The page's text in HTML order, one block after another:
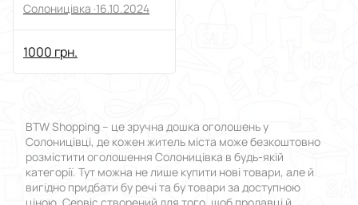
Застосувати
Солоницівка ·16.10.2024
1000 грн.
BTW Shopping – це зручна дошка оголошень у
Солоницівці, де кожен житель міста може безкоштовно
розмістити оголошення Солоницівка в будь-якій
категорії. Тут можна не лише купити нові товари, але й
вигідно придбати бу речі та бу товари за доступною